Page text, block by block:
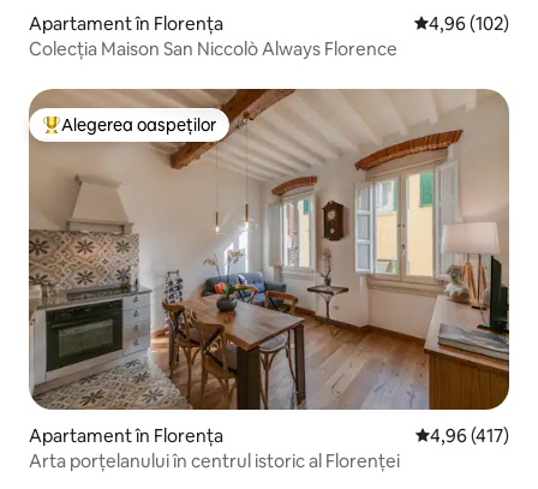
Apartament în Florența Scor mediu de
4,96 (102)
Colecția Maison San Niccolò Always Florence
Locuință din topul categoriei Alegerea oaspeților
Alegerea oaspeților
Apartament în Florența Scor mediu de
4,96 (417)
Arta porțelanului în centrul istoric al Florenței